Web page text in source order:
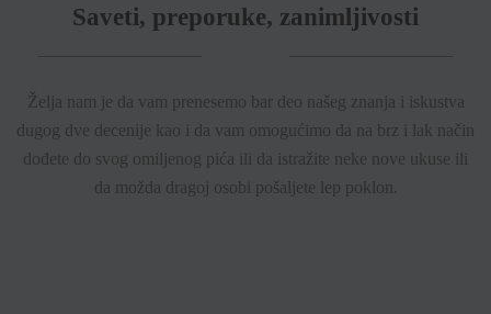
Saveti, preporuke, zanimljivosti
Želja nam je da vam prenesemo bar deo našeg znanja i iskustva
dugog dve decenije kao i da vam omogućimo da na brz i lak način
dođete do svog omiljenog pića ili da istražite neke nove ukuse ili
da možda dragoj osobi pošaljete lep poklon.